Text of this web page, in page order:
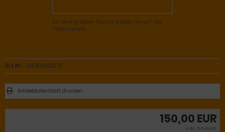
Für eine größere Ansicht klicken Sie auf das
Vorschaubild
150,00 EUR
inkl. 19 % MwSt.
Art.Nr.: 3.15.4/A19/0275
Artikeldatenblatt drucken